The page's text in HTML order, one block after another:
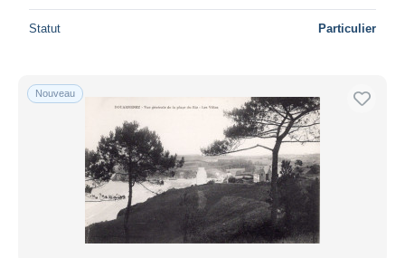
Statut Particulier
Nouveau